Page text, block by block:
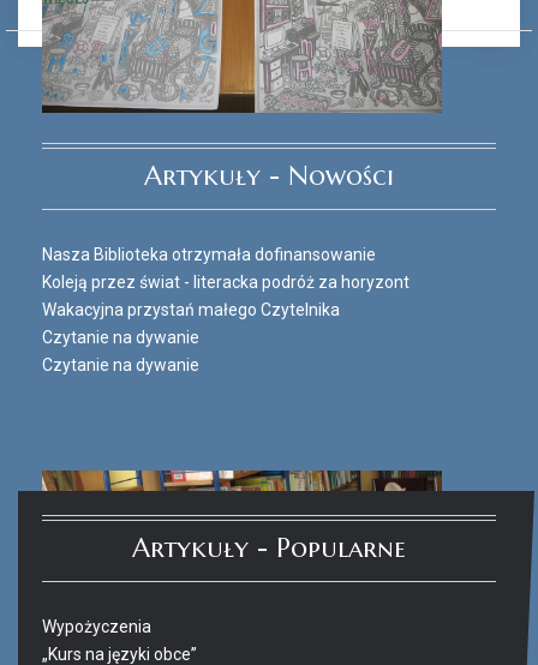
Ferie_2017_ODD_3.JPG
Artykuły - Nowości
Nasza Biblioteka otrzymała dofinansowanie
Koleją przez świat - literacka podróż za horyzont
Wakacyjna przystań małego Czytelnika
Czytanie na dywanie
Czytanie na dywanie
Artykuły - Popularne
Wypożyczenia
„Kurs na języki obce”